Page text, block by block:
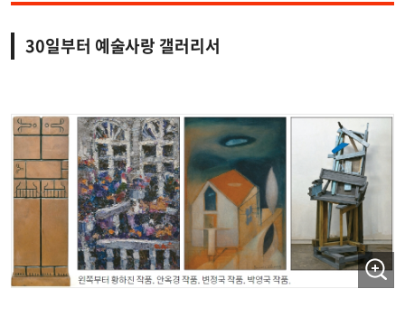
30일부터 예술사랑 갤러리서